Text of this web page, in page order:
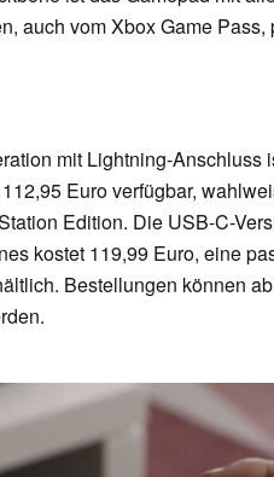
auch vom Xbox Game Pass,
mit Lightning-Anschluss
Euro verfügbar,
Edition. Die USB-C-
kostet 119,99 Euro, eine
Bestellungen können